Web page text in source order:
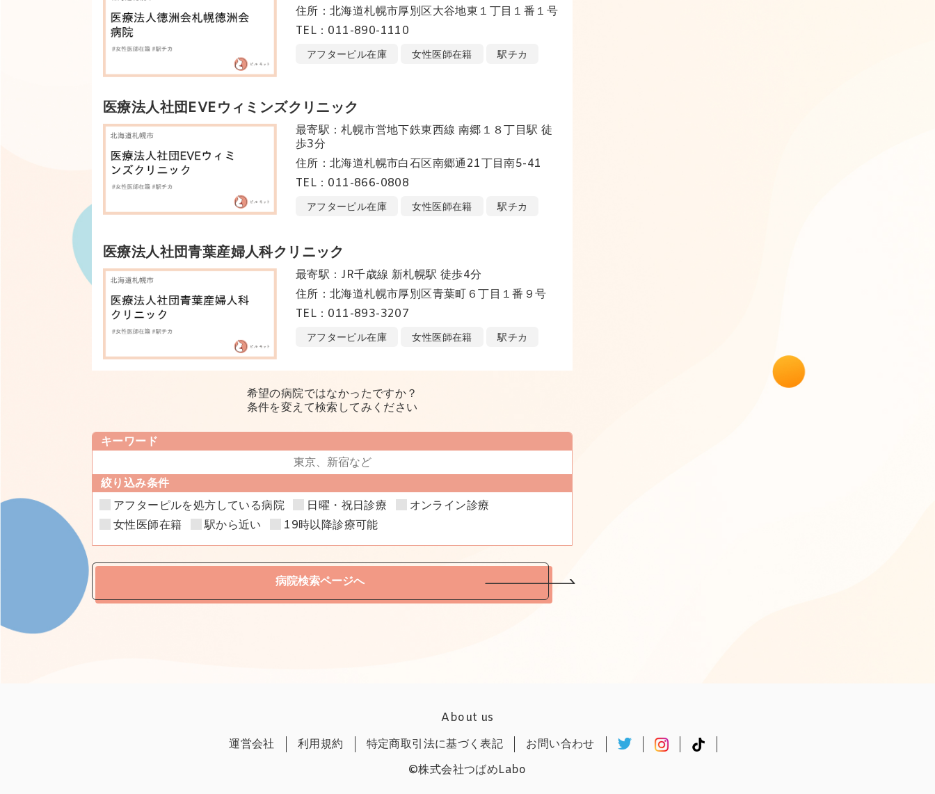
住所：北海道札幌市厚別区大谷地東１丁目１番１号
TEL：011-890-1110
アフターピル在庫 女性医師在籍 駅チカ
医療法人社団EVEウィミンズクリニック
最寄駅：札幌市営地下鉄東西線 南郷１８丁目駅 徒
歩3分
住所：北海道札幌市白石区南郷通21丁目南5-41
TEL：011-866-0808
アフターピル在庫 女性医師在籍 駅チカ
医療法人社団青葉産婦人科クリニック
最寄駅：JR千歳線 新札幌駅 徒歩4分
住所：北海道札幌市厚別区青葉町６丁目１番９号
TEL：011-893-3207
アフターピル在庫 女性医師在籍 駅チカ
希望の病院ではなかったですか？
条件を変えて検索してみください
キーワード
絞り込み条件
アフターピルを処方している病院
日曜・祝日診療
オンライン診療
女性医師在籍
駅から近い 19時以降診療可能
病院検索ページへ
About us
運営会社
利用規約 特定商取引法に基づく表記
お問い合わせ
©株式会社つばめLabo